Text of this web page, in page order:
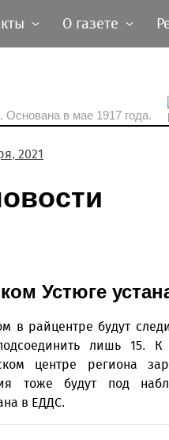
О газете
Основана в мае 1917 года.
2021
Устюге
в райцентре будут
лишь 15.
центре региона
тоже будут под
в ЕДДС.